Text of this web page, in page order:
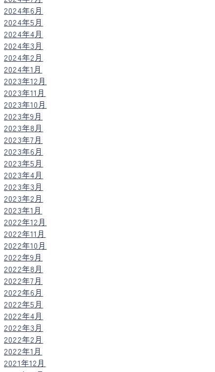
2024年6月
2024年5月
2024年4月
2024年3月
2024年2月
2024年1月
2023年12月
2023年11月
2023年10月
2023年9月
2023年8月
2023年7月
2023年6月
2023年5月
2023年4月
2023年3月
2023年2月
2023年1月
2022年12月
2022年11月
2022年10月
2022年9月
2022年8月
2022年7月
2022年6月
2022年5月
2022年4月
2022年3月
2022年2月
2022年1月
2021年12月